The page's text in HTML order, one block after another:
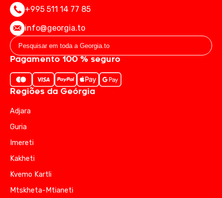
+995 511 14 77 85
info@georgia.to
Pagamento 100 % seguro
Regiões da Geórgia
Adjara
Guria
Imereti
Kakheti
Kvemo Kartli
Mtskheta-Mtianeti